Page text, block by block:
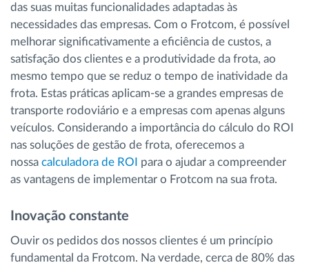
das suas muitas funcionalidades adaptadas às
necessidades das empresas. Com o Frotcom, é possível
melhorar significativamente a eficiência de custos, a
satisfação dos clientes e a produtividade da frota, ao
mesmo tempo que se reduz o tempo de inatividade da
frota. Estas práticas aplicam-se a grandes empresas de
transporte rodoviário e a empresas com apenas alguns
veículos. Considerando a importância do cálculo do ROI
nas soluções de gestão de frota, oferecemos a
nossa calculadora de ROI
para o ajudar a compreender
as vantagens de implementar o Frotcom na sua frota.
Inovação constante
Ouvir os pedidos dos nossos clientes é um princípio
fundamental da Frotcom. Na verdade, cerca de 80% das